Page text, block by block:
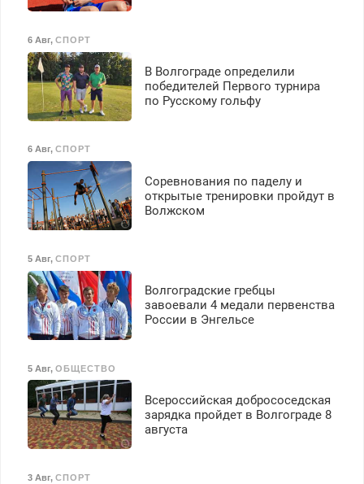
6 Авг, СПОРТ
В Волгограде определили
победителей Первого турнира
по Русскому гольфу
6 Авг, СПОРТ
Соревнования по паделу и
открытые тренировки пройдут в
Волжском
5 Авг, СПОРТ
Волгоградские гребцы
завоевали 4 медали первенства
России в Энгельсе
5 Авг, ОБЩЕСТВО
Всероссийская добрососедская
зарядка пройдет в Волгограде 8
августа
3 Авг, СПОРТ